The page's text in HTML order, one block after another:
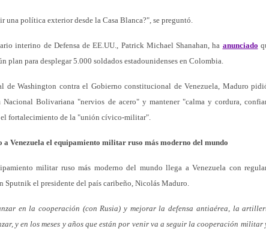
una política exterior desde la Casa Blanca?", se preguntó.
interino de Defensa de EE.UU., Patrick Michael Shanahan, ha anunciado
plan para desplegar 5.000 soldados estadounidenses en Colombia.
de Washington contra el Gobierno constitucional de Venezuela, Maduro
Bolivariana "nervios de acero" y mantener "calma y cordura,
fortalecimiento de la "unión cívico-militar".
Venezuela el equipamiento militar ruso más moderno del mundo
militar ruso más moderno del mundo llega a Venezuela con
Sputnik el presidente del país caribeño, Nicolás Maduro.
en la cooperación (con Rusia) y mejorar la defensa antiaérea, la
y en los meses y años que están por venir va a seguir la cooperación militar